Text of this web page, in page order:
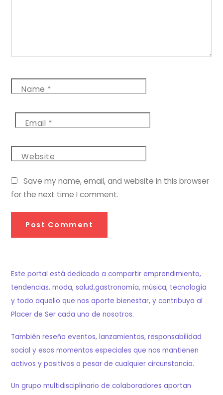
Name *
Email *
Website
Save my name, email, and website in this browser
for the next time I comment.
Este portal está dedicado a compartir emprendimiento,
tendencias, moda, salud,gastronomía, música, tecnología
y todo aquello que nos aporte bienestar, y contribuya al
Placer de Ser cada uno de nosotros.
También reseña eventos, lanzamientos, responsabilidad
social y esos momentos especiales que nos mantienen
activos y positivos a pesar de cualquier circunstancia.
Un grupo multidisciplinario de colaboradores aportan